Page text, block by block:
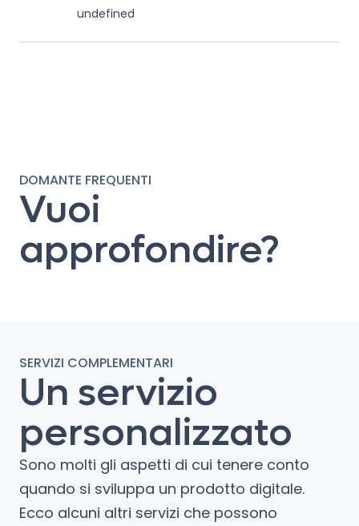
undefined
DOMANTE FREQUENTI
Vuoi
approfondire?
SERVIZI COMPLEMENTARI
Un servizio
personalizzato
Sono molti gli aspetti di cui tenere conto
quando si sviluppa un prodotto digitale.
Ecco alcuni altri servizi che possono